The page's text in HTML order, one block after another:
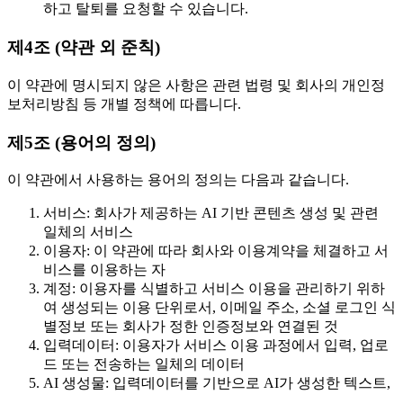
하고 탈퇴를 요청할 수 있습니다.
제4조 (약관 외 준칙)
이 약관에 명시되지 않은 사항은 관련 법령 및 회사의 개인정
보처리방침 등 개별 정책에 따릅니다.
제5조 (용어의 정의)
이 약관에서 사용하는 용어의 정의는 다음과 같습니다.
서비스: 회사가 제공하는 AI 기반 콘텐츠 생성 및 관련
일체의 서비스
이용자: 이 약관에 따라 회사와 이용계약을 체결하고 서
비스를 이용하는 자
계정: 이용자를 식별하고 서비스 이용을 관리하기 위하
여 생성되는 이용 단위로서, 이메일 주소, 소셜 로그인 식
별정보 또는 회사가 정한 인증정보와 연결된 것
입력데이터: 이용자가 서비스 이용 과정에서 입력, 업로
드 또는 전송하는 일체의 데이터
AI 생성물: 입력데이터를 기반으로 AI가 생성한 텍스트,